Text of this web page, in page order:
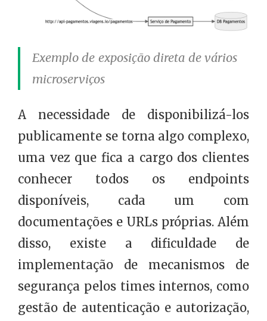
Exemplo de exposição direta de vários
microserviços
A necessidade de disponibilizá-los
publicamente se torna algo complexo,
uma vez que fica a cargo dos clientes
conhecer todos os endpoints
disponíveis, cada um com
documentações e URLs próprias. Além
disso, existe a dificuldade de
implementação de mecanismos de
segurança pelos times internos, como
gestão de autenticação e autorização,